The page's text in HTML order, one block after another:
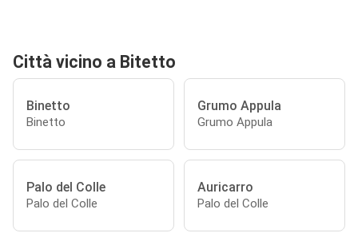
Città vicino a Bitetto
Binetto
Binetto
Grumo Appula
Grumo Appula
Palo del Colle
Palo del Colle
Auricarro
Palo del Colle